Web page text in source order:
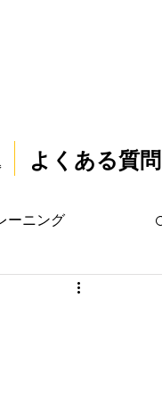
よくある質問
ーニング